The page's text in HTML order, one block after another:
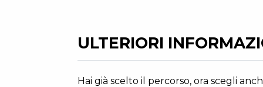
ULTERIORI
Hai già scelto il percorso, ora scegli